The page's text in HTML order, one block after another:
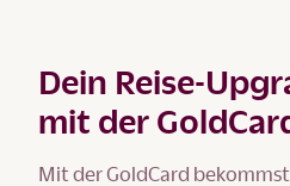
Dein Reise-
mit der
Mit der GoldCard